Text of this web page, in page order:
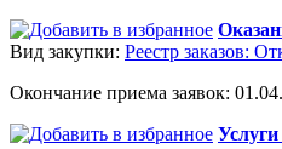
Вид закупки: Реестр заказов:
Окончание приема заявок: